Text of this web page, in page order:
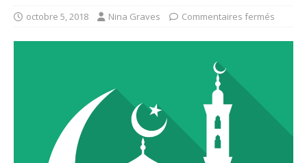
octobre 5, 2018 Nina Graves Commentaires fermés